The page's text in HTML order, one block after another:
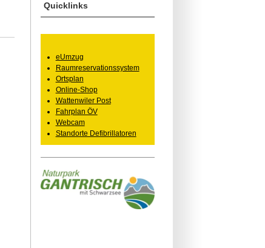
Quicklinks
eUmzug
Raumreservationssystem
Ortsplan
Online-Shop
Wattenwiler Post
Fahrplan ÖV
Webcam
Standorte Defibrillatoren